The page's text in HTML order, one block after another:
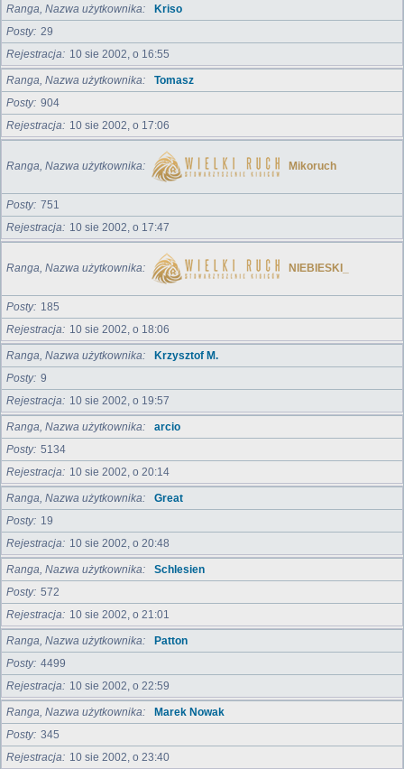
Ranga, Nazwa użytkownika
Kriso
Posty 29
Rejestracja
10 sie 2002, o 16:55
Ranga, Nazwa użytkownika
Tomasz
Posty 904
Rejestracja
10 sie 2002, o 17:06
Ranga, Nazwa użytkownika Mikoruch
Posty 751
Rejestracja
10 sie 2002, o 17:47
Ranga, Nazwa użytkownika NIEBIESKI_
Posty
185
Rejestracja
10 sie 2002, o 18:06
Ranga, Nazwa użytkownika
Krzysztof M.
Posty 9
Rejestracja
10 sie 2002, o 19:57
Ranga, Nazwa użytkownika
arcio
Posty 5134
Rejestracja
10 sie 2002, o 20:14
Ranga, Nazwa użytkownika
Great
Posty
19
Rejestracja
10 sie 2002, o 20:48
Ranga, Nazwa użytkownika
Schlesien
Posty 572
Rejestracja
10 sie 2002, o 21:01
Ranga, Nazwa użytkownika
Patton
Posty 4499
Rejestracja
10 sie 2002, o 22:59
Ranga, Nazwa użytkownika
Marek Nowak
Posty 345
Rejestracja
10 sie 2002, o 23:40